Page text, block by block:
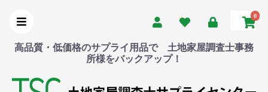
0
高品質・低価格のサプライ用品で 土地家屋調査士事務
所様をバックアップ！